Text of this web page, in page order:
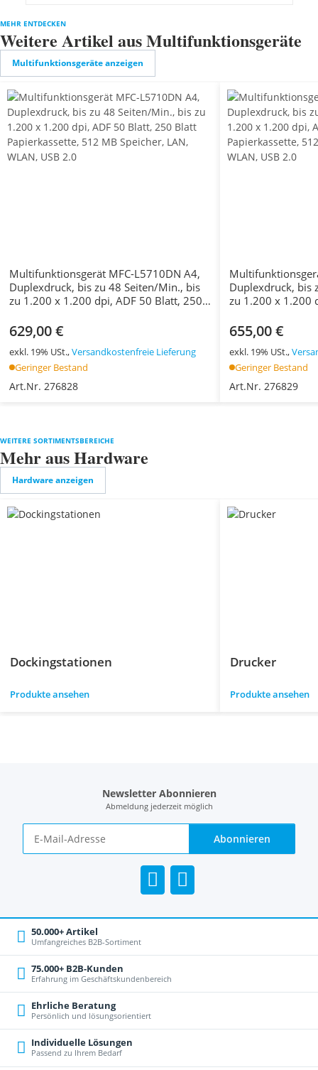
MEHR ENTDECKEN
Weitere Artikel aus Multifunktionsgeräte
Multifunktionsgeräte anzeigen
Multifunktionsgerät MFC-L5710DN A4,
Duplexdruck, bis zu 48 Seiten/Min., bis
zu 1.200 x 1.200 dpi, ADF 50 Blatt, 250
LAN, WLAN, USB 2.0
629,00 €
exkl. 19% USt.,Versandkostenfreie Lieferung
Geringer Bestand
Art.Nr. 276828
Duplexdruck, bis
zu 1.200 x 1.200
LAN, WLAN, USB
655,00 €
exkl. 19% USt.,
Geringer Bestand
Art.Nr. 276829
WEITERE SORTIMENTSBEREICHE
Mehr aus Hardware
Hardware anzeigen
Dockingstationen
Produkte ansehen
Drucker
Produkte ansehen
Newsletter Abonnieren
Abmeldung jederzeit möglich
Abonnieren
50.000+ Artikel
Umfangreiches B2B-Sortiment
75.000+ B2B-Kunden
Erfahrung im Geschäftskundenbereich
Ehrliche Beratung
Persönlich und lösungsorientiert
Individuelle Lösungen
Passend zu Ihrem Bedarf